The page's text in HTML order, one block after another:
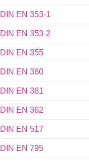
DIN EN 353-1
DIN EN 353-2
DIN EN 355
DIN EN 360
DIN EN 361
DIN EN 362
DIN EN 517
DIN EN 795